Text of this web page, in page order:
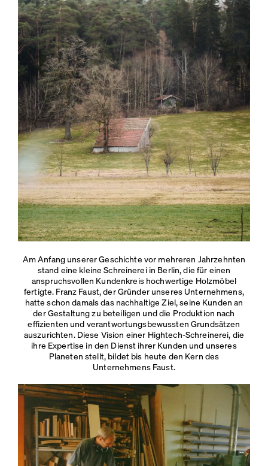
Am Anfang unserer Geschichte vor mehreren Jahrzehnten
stand eine kleine Schreinerei in Berlin, die für einen
anspruchsvollen Kundenkreis hochwertige Holzmöbel
fertigte. Franz Faust, der Gründer unseres Unternehmens,
hatte schon damals das nachhaltige Ziel, seine Kunden an
der Gestaltung zu beteiligen und die Produktion nach
effizienten und verantwortungsbewussten Grundsätzen
auszurichten. Diese Vision einer Hightech-Schreinerei, die
ihre Expertise in den Dienst ihrer Kunden und unseres
Planeten stellt, bildet bis heute den Kern des
Unternehmens Faust.